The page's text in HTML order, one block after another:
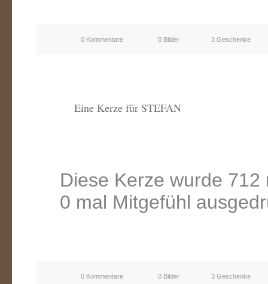
0 Kommentare 0 Bilder 3 Geschenke
Eine Kerze für STEFAN
Diese Kerze wurde
0 mal Mitgefühl
0 Kommentare 0 Bilder 3 Geschenke